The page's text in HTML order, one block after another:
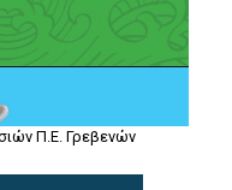
Π.Ε. Γρεβενών